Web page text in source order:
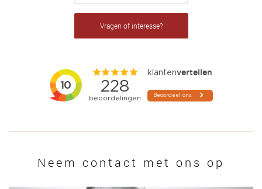
Vragen of interesse?
Neem contact met ons op